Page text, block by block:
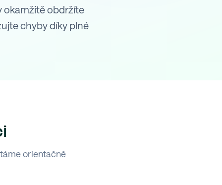
okamžitě obdržíte
chyby díky plné
orientačně